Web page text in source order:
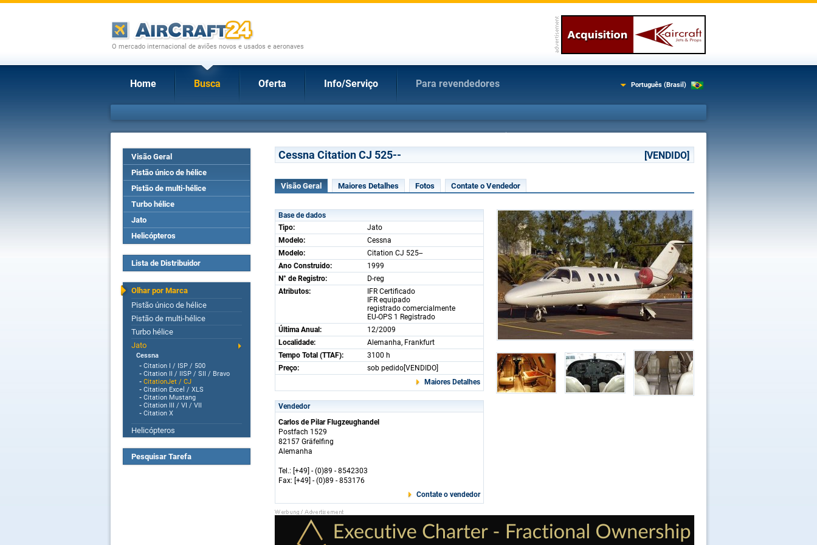
O mercado internacional de aviões novos e usados e aeronaves
Home Busca Oferta Info/Serviço Para revendedores Português (Brasil)
Visão Geral
Pistão único de hélice
Pistão de multi-hélice
Turbo hélice
Jato
Helicópteros
Lista de Distribuidor
Olhar por Marca
Pistão único de hélice
Pistão de multi-hélice
Turbo hélice
Jato
Cessna
- Citation I / ISP / 500
- Citation II / IISP / SII / Bravo
- CitationJet / CJ
- Citation Excel / XLS
- Citation Mustang
- Citation III / VI / VII
- Citation X
Helicópteros
Pesquisar Tarefa
Cessna Citation CJ 525-- [VENDIDO]
Visão Geral Maiores Detalhes Fotos Contate o Vendedor
Base de dados
Tipo:
Jato
Modelo:
Cessna
Modelo:
Citation CJ 525--
Ano Construido:
1999
N° de Registro:
D-reg
Atributos:
IFR Certificado
IFR equipado
registrado comercialmente
EU-OPS 1 Registrado
Última Anual:
12/2009
Localidade:
Alemanha, Frankfurt
Tempo Total (TTAF):
3100 h
Preço:
sob pedido[VENDIDO]
Maiores Detalhes
Vendedor
Carlos de Pilar Flugzeughandel
Postfach 1529
82157 Gräfelfing
Alemanha
Tel.: [+49] - (0)89 - 8542303
Fax: [+49] - (0)89 - 853176
Contate o vendedor